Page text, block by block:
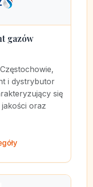
gazów
i dystrybutor
się
oraz